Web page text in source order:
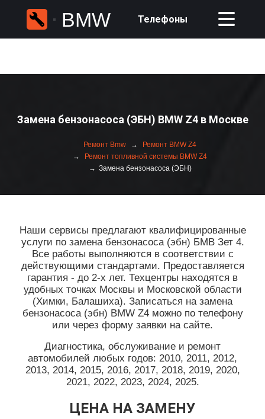
BMW Телефоны
Замена бензонасоса (ЭБН) BMW Z4 в Москве
Ремонт Bmw
Ремонт BMW Z4
Ремонт топливной системы BMW Z4
Замена бензонасоса (ЭБН)
Наши сервисы предлагают квалифицированные
услуги по замена бензонасоса (эбн) БМВ Зет 4.
Все работы выполняются в соответствии с
действующими стандартами. Предоставляется
гарантия - до 2-х лет. Техцентры находятся в
удобных точках Москвы и Московской области
(Химки, Балашиха). Записаться на замена
бензонасоса (эбн) BMW Z4 можно по телефону
или через форму заявки на сайте.
Диагностика, обслуживание и ремонт
автомобилей любых годов: 2010, 2011, 2012,
2013, 2014, 2015, 2016, 2017, 2018, 2019, 2020,
2021, 2022, 2023, 2024, 2025.
ЦЕНА НА ЗАМЕНУ